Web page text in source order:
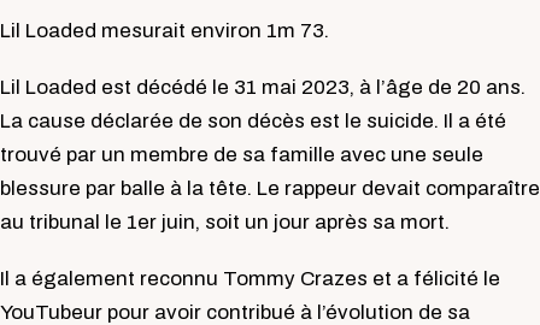
Lil Loaded mesurait environ 1m 73.
Lil Loaded est décédé le 31 mai 2023, à l’âge de 20 ans.
La cause déclarée de son décès est le suicide. Il a été
trouvé par un membre de sa famille avec une seule
blessure par balle à la tête. Le rappeur devait comparaître
au tribunal le 1er juin, soit un jour après sa mort.
Il a également reconnu Tommy Crazes et a félicité le
YouTubeur pour avoir contribué à l’évolution de sa